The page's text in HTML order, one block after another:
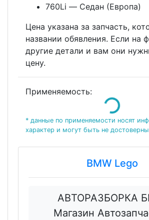
760Li — Седан (Европа)
Цена указана за запчасть,
названии обявления. Если на
другие детали и вам они
цену.
Применяемость:Loading...
* данные по применяемости носят
характер и могут быть не
BMW Lego
АВТОРАЗБОРКА
Магазин